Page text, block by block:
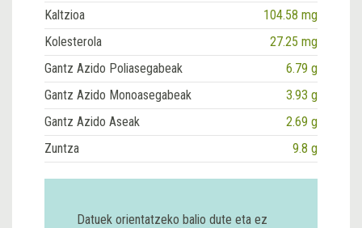
Kaltzioa
104.58 mg
Kolesterola
27.25 mg
Gantz Azido Poliasegabeak
6.79 g
Gantz Azido Monoasegabeak
3.93 g
Gantz Azido Aseak
2.69 g
Zuntza
9.8 g
Datuek orientatzeko balio dute eta ez